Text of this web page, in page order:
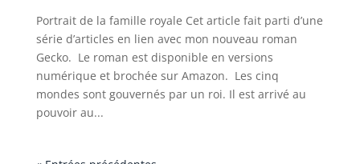
Portrait de la famille royale Cet article fait parti d’une
série d’articles en lien avec mon nouveau roman
Gecko. Le roman est disponible en versions
numérique et brochée sur Amazon. Les cinq
mondes sont gouvernés par un roi. Il est arrivé au
pouvoir au...